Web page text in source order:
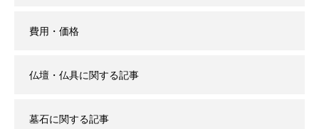
費用・価格
仏壇・仏具に関する記事
墓石に関する記事